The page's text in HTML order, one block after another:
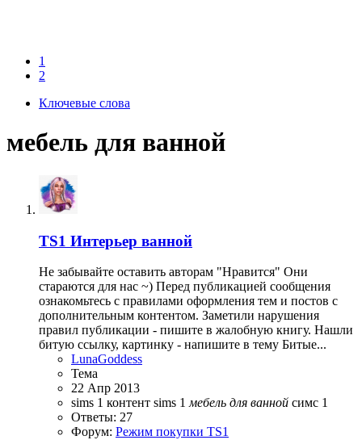
1
2
Ключевые слова
мебель для ванной
TS1 Интерьер ванной
Не забывайте оставить авторам "Нравится" Они
стараются для нас ~) Перед публикацией сообщения
ознакомьтесь с правилами оформления тем и постов с
дополнительным контентом. Заметили нарушения
правил публикации - пишите в жалобную книгу. Нашли
битую ссылку, картинку - напишите в тему Битые...
LunaGoddess
Тема
22 Апр 2013
sims 1 контент sims 1 мебель для ванной симс 1
Ответы: 27
Форум: Режим покупки TS1